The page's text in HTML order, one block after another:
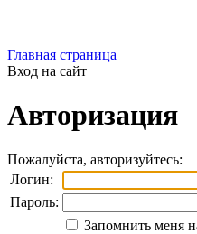
Главная страница
Вход на сайт
Авторизация
Пожалуйста, авторизуйтесь:
Логин:
Пароль:
Запомнить меня